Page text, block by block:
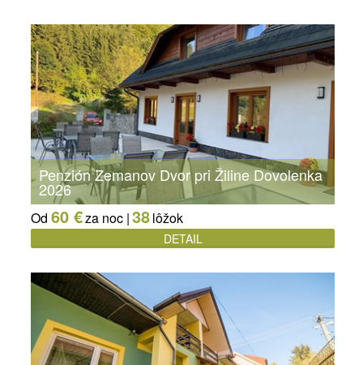
Penzión Zemanov Dvor pri Žiline Dovolenka
2026
Od 60 €za noc |38lôžok
DETAIL